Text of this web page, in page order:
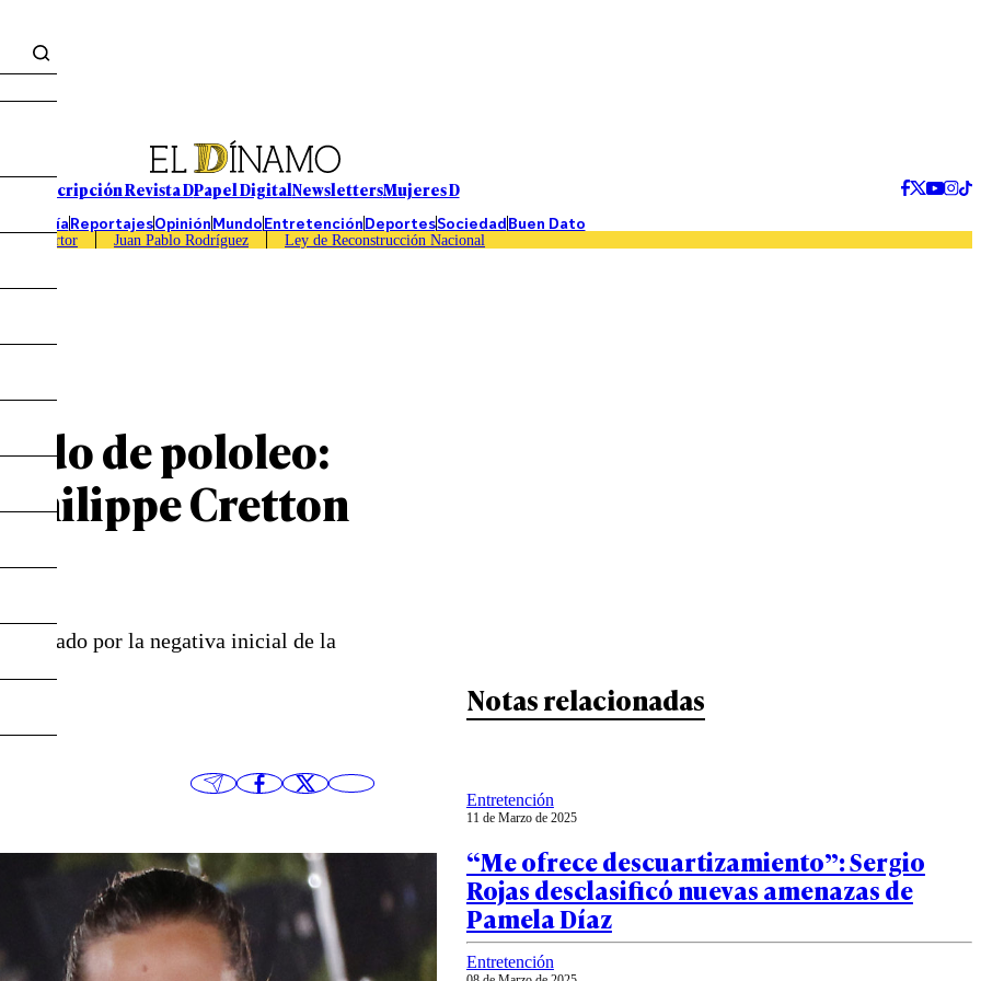
Suscripción Revista DPapel DigitalNewslettersMujeres D
EconomíaReportajesOpiniónMundoEntretenciónDeportesSociedadBuen Dato
Caso Sartor Juan Pablo Rodríguez Ley de Reconstrucción Nacional
de pololeo:
Philippe Cretton
por la negativa inicial de la
Notas relacionadas
Entretención
11 de Marzo de 2025
“Me ofrece descuartizamiento”: Sergio
Rojas desclasificó nuevas amenazas de
Pamela Díaz
Entretención